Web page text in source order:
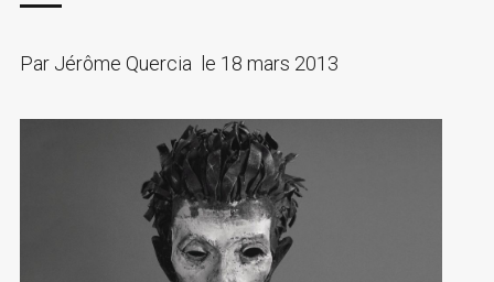
ParJérôme Quercia le 18 mars 2013